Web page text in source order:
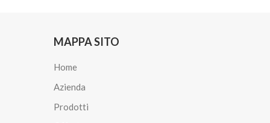
MAPPA SITO
Home
Azienda
Prodotti